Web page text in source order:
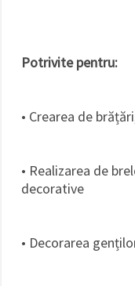
Potrivite pentru:
• Crearea de
• Realizarea de
decorative
• Decorarea